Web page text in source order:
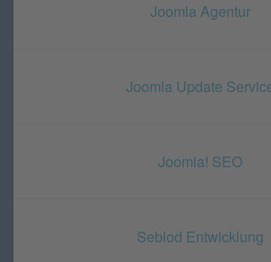
Joomla Agentur
Joomla Update
Joomla! SEO
Seblod Entwicklung